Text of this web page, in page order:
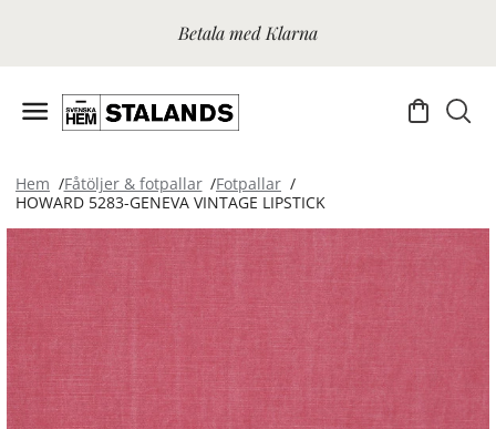
Betala med Klarna
Hem Fåtöljer & fotpallar
Fotpallar
HOWARD 5283-GENEVA VINTAGE LIPSTICK